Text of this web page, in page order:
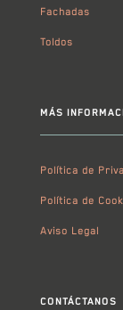
Fachadas
Toldos
MÁS
Política de
Política de
Aviso Legal
CONTÁCTANOS